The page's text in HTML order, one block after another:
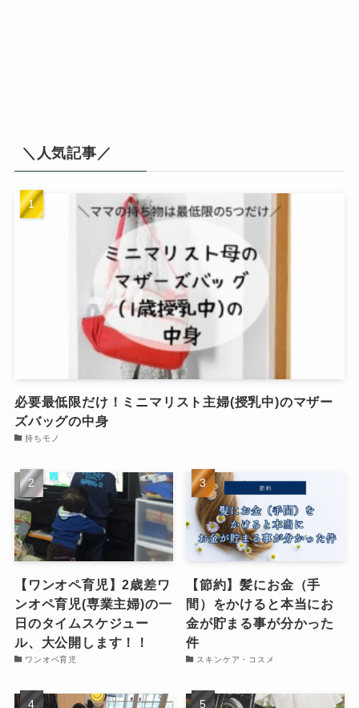
＼人気記事／
必要最低限だけ！ミニマリスト主婦(授乳中)のマザー
ズバッグの中身
持ちモノ
【ワンオペ育児】2歳差ワ
ンオペ育児(専業主婦)の一
日のタイムスケジュー
ル、大公開します！！
ワンオペ育児
【節約】髪にお金（手
間）をかけると本当にお
金が貯まる事が分かった
件
スキンケア・コスメ